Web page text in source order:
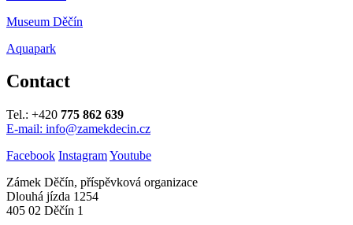
Museum Děčín
Aquapark
Contact
Tel.: +420 775 862 639
E-mail: info@zamekdecin.cz
Facebook InstagramYoutube
Zámek Děčín, příspěvková organizace
Dlouhá jízda 1254
405 02 Děčín 1